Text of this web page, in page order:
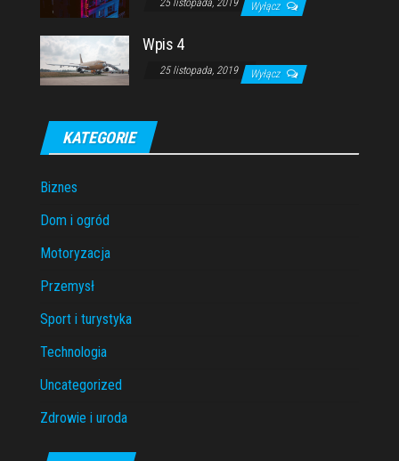
Wyłącz
Wpis 4
25 listopada, 2019 Wyłącz
KATEGORIE
Biznes
Dom i ogród
Motoryzacja
Przemysł
Sport i turystyka
Technologia
Uncategorized
Zdrowie i uroda